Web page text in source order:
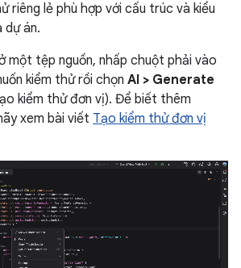
riêng lẻ phù hợp với cấu trúc và kiểu
dự án.
một tệp nguồn, nhấp chuột phải vào
kiểm thử rồi chọn AI > Generate
kiểm thử đơn vị). Để biết thêm
xem bài viết Tạo kiểm thử đơn vị